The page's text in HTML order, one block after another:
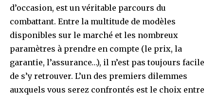
d’occasion, est un véritable parcours du
combattant. Entre la multitude de modèles
disponibles sur le marché et les nombreux
paramètres à prendre en compte (le prix, la
garantie, l’assurance…), il n’est pas toujours facile
de s’y retrouver. L’un des premiers dilemmes
auxquels vous serez confrontés est le choix entre